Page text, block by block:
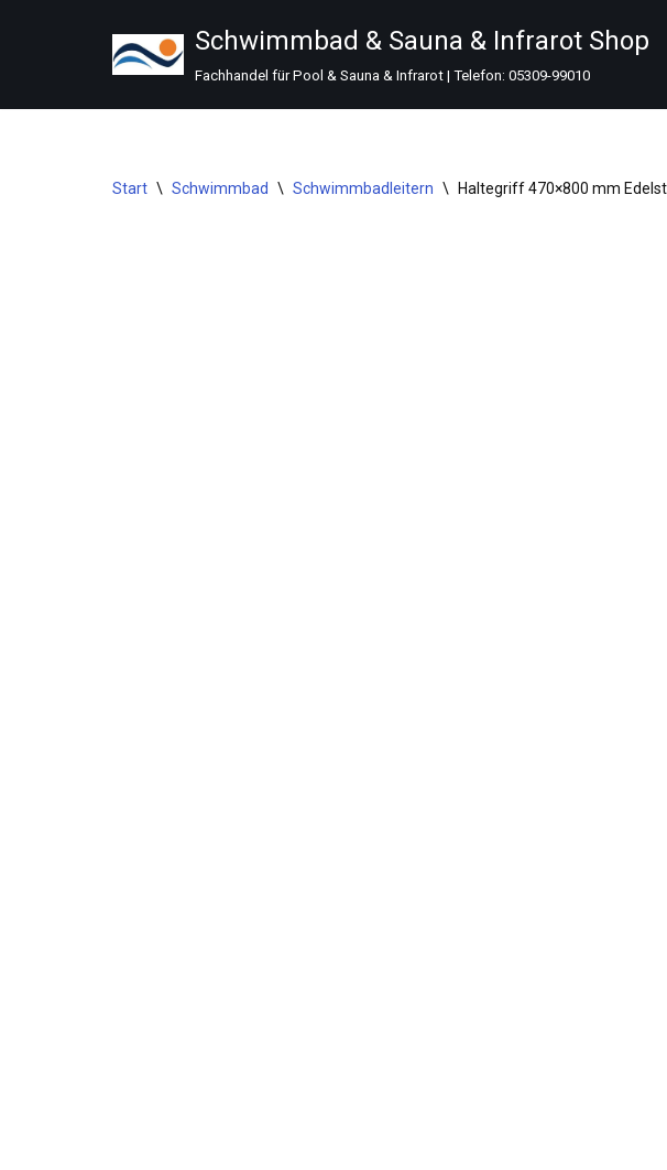
springen
Schwimmbad & Sauna & Infrarot Shop
Fachhandel für Pool & Sauna & Infrarot | Telefon: 05309-99010
Start \ Schwimmbad \ Schwimmbadleitern \ Haltegriff 470×800 mm